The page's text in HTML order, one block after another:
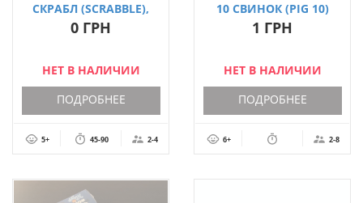
СКРАБЛ (SCRABBLE),
УКР.ЯЗ.
0 ГРН
НЕТ В НАЛИЧИИ
ПОДРОБНЕЕ
5+ 45-90 2-4
10 СВИНОК (PIG 10)
1 ГРН
НЕТ В НАЛИЧИИ
ПОДРОБНЕЕ
6+ 2-8